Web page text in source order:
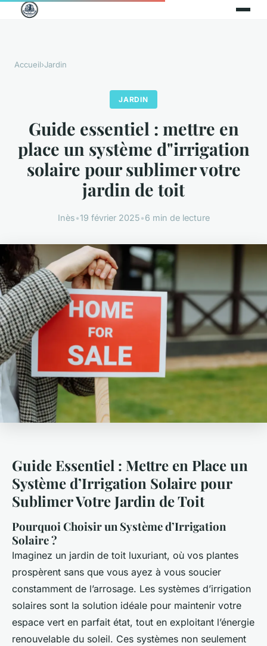
Accueil›Jardin
JARDIN
Guide essentiel : mettre en
place un système d"irrigation
solaire pour sublimer votre
jardin de toit
Inès•19 février 2025•6 min de lecture
Guide Essentiel : Mettre en Place un
Système d’Irrigation Solaire pour
Sublimer Votre Jardin de Toit
Pourquoi Choisir un Système d’Irrigation
Solaire ?
Imaginez un jardin de toit luxuriant, où vos plantes
prospèrent sans que vous ayez à vous soucier
constamment de l’arrosage. Les systèmes d’irrigation
solaires sont la solution idéale pour maintenir votre
espace vert en parfait état, tout en exploitant l’énergie
renouvelable du soleil. Ces systèmes non seulement